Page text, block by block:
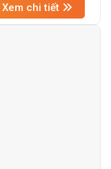
Xem chi tiết